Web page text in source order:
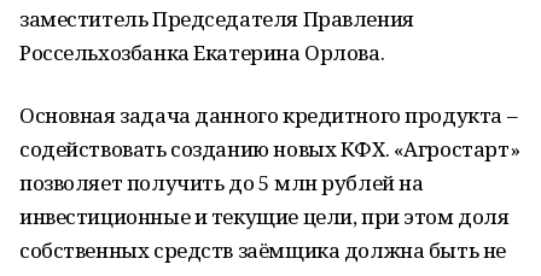
заместитель Председателя Правления
Россельхозбанка Екатерина Орлова.
Основная задача данного кредитного продукта –
содействовать созданию новых КФХ. «Агростарт»
позволяет получить до 5 млн рублей на
инвестиционные и текущие цели, при этом доля
собственных средств заёмщика должна быть не